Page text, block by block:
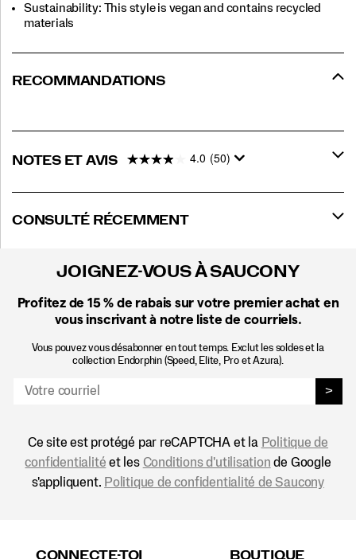
Sustainability: This style is vegan and contains recycled
materials
RECOMMANDATIONS
NOTES ET AVIS 4.0 (50)
CONSULTÉ RÉCEMMENT
JOIGNEZ-VOUS À SAUCONY
Profitez de 15 % de rabais sur votre premier achat en
vous inscrivant à notre liste de courriels.
Vous pouvez vous désabonner en tout temps. Exclut les soldes et la
collection Endorphin (Speed, Elite, Pro et Azura).
>
Ce site est protégé par reCAPTCHA et la Politique de
confidentialité et les Conditions d'utilisation de Google
s'appliquent. Politique de confidentialité de Saucony
CONNECTE-TOI
BOUTIQUE